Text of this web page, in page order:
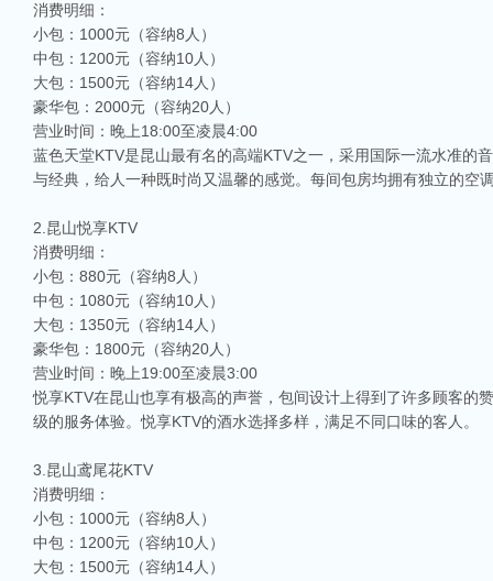
消费明细：
小包：1000元（容纳8人）
中包：1200元（容纳10人）
大包：1500元（容纳14人）
豪华包：2000元（容纳20人）
营业时间：晚上18:00至凌晨4:00
蓝色天堂KTV是昆山最有名的高端KTV之一，采用国际一流水准的
与经典，给人一种既时尚又温馨的感觉。每间包房均拥有独立的空
2.昆山悦享KTV
消费明细：
小包：880元（容纳8人）
中包：1080元（容纳10人）
大包：1350元（容纳14人）
豪华包：1800元（容纳20人）
营业时间：晚上19:00至凌晨3:00
悦享KTV在昆山也享有极高的声誉，包间设计上得到了许多顾客的
级的服务体验。悦享KTV的酒水选择多样，满足不同口味的客人。
3.昆山鸢尾花KTV
消费明细：
小包：1000元（容纳8人）
中包：1200元（容纳10人）
大包：1500元（容纳14人）